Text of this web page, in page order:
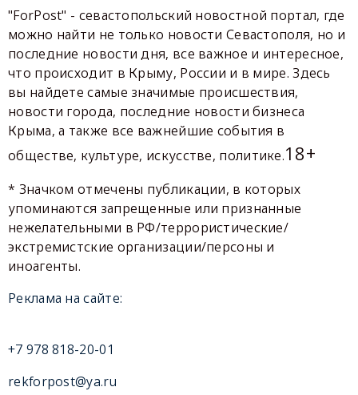
"ForPost" - севастопольский новостной портал, где
можно найти не только новости Севастополя, но и
последние новости дня, все важное и интересное,
что происходит в Крыму, России и в мире. Здесь
вы найдете самые значимые происшествия,
новости города, последние новости бизнеса
Крыма, а также все важнейшие события в
обществе, культуре, искусстве, политике.18+
* Значком отмечены публикации, в которых
упоминаются запрещенные или признанные
нежелательными в РФ/террористические/
экстремистские организации/персоны и
иноагенты.
Реклама на сайте:
+7 978 818-20-01
rekforpost@ya.ru